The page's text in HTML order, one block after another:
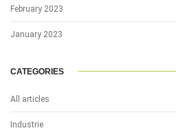
February 2023
January 2023
CATEGORIES
All articles
Industrie